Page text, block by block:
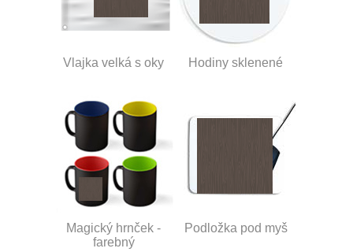
Vlajka velká s oky Hodiny sklenené
Magický hrnček -
farebný
Podložka pod myš